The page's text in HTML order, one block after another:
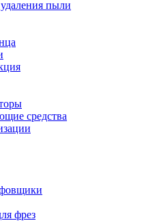
пыли
средства
фрез